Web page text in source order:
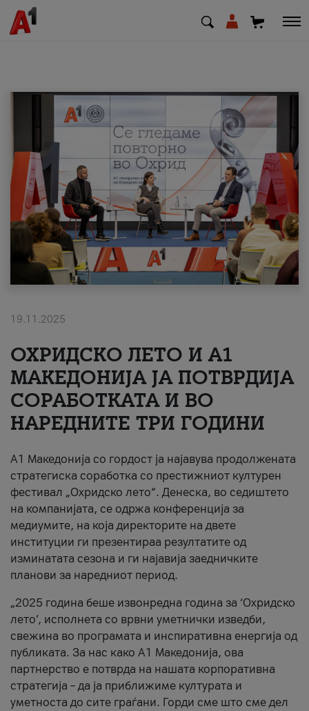
МК SQ
Приватни Деловни
Поддршка
Надополни кредит
#ПодобарОнлајн
19.11.2025
ОХРИДСКО ЛЕТО И A1
МАКЕДОНИЈА ЈА ПОТВРДИЈА
СОРАБОТКАТА И ВО
НАРЕДНИТЕ ТРИ ГОДИНИ
A1 Македонија со гордост ја најавува продолжената
стратегиска соработка со престижниот културен
фестивал „Охридско лето“. Денеска, во седиштето
на компанијата, се одржа конференција за
медиумите, на која директорите на двете
институции ги презентираа резултатите од
изминатата сезона и ги најавија заедничките
планови за наредниот период.
„2025 година беше извонредна година за ‘Охридско
лето’, исполнета со врвни уметнички изведби,
свежина во програмата и инспиративна енергија од
публиката. За нас како A1 Македонија, ова
партнерство е потврда на нашата корпоративна
стратегија – да ја приближиме културата и
уметноста до сите граѓани. Горди сме што сме дел